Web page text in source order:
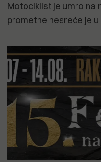
Motociklist je umro na
prometne nesreće je